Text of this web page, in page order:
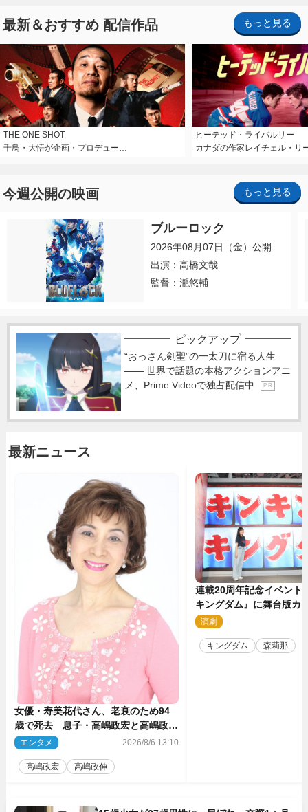
最新＆おすすめ 配信作品 もっと見る
THE ONE SHOT
千鳥・大悟が企画・プロデュー…
ヒーテッド・ライバルリー
カナダの作家レイチェル・リ
今週公開の映画 もっと見る
ブルーロック
2026年08月07日（金）公開
出演：高橋文哉
監督：瀧悠輔
ピックアップ
“おっさん剣聖”の一太刀に宿る人生
―― 世界で話題の本格アクションアニ
メ、Prime Videoで独占配信中
P R
最新ニュース
女優・寿美花代さん、老衰のため94
歳で死去 息子・高嶋政宏と高嶋政伸
がコメント「いつもユーモアを忘れな
エンタメ 2026/8/6 13:10
高嶋政宏 高嶋政伸
連載20周年記念イベント
キングダム』に舞台版カ
那が潜入！【密着レポー
演劇
キングダム 森莉那